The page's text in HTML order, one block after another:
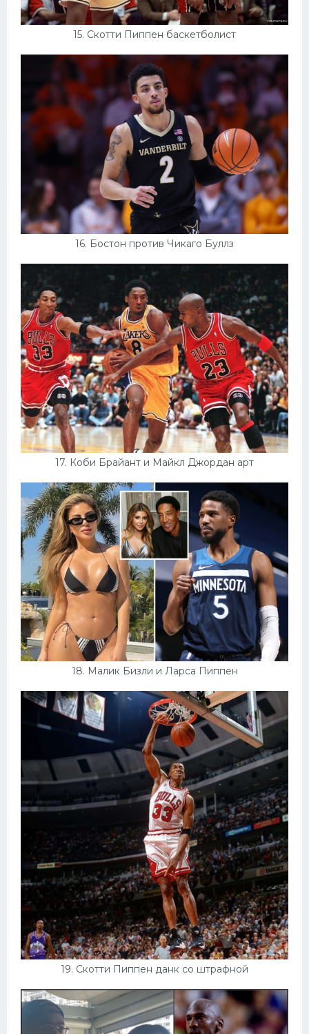
15. Скотти Пиппен баскетболист
16. Бостон против Чикаго Буллз
17. Коби Брайант и Майкл Джордан арт
18. Малик Бизли и Ларса Пиппен
19. Скотти Пиппен данк со штрафной